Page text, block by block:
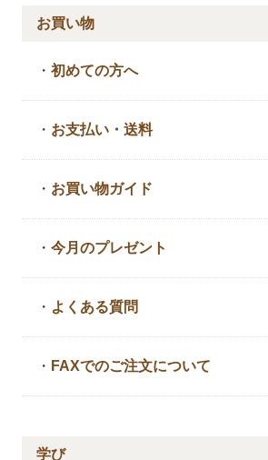
お買い物
・初めての方へ
・ お支払い・送料
・ お買い物ガイド
・今月のプレゼント
・ よくある質問
・ FAXでのご注文について
学び